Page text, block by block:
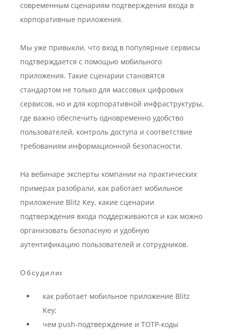
современным сценариям подтверждения входа в
корпоративные приложения.
Мы уже привыкли, что вход в популярные сервисы
подтверждается с помощью мобильного
приложения. Такие сценарии становятся
стандартом не только для массовых цифровых
сервисов, но и для корпоративной инфраструктуры,
где важно обеспечить одновременно удобство
пользователей, контроль доступа и соответствие
требованиям информационной безопасности.
На вебинаре эксперты компании на практических
примерах разобрали, как работает мобильное
приложение Blitz Key, какие сценарии
подтверждения входа поддерживаются и как можно
организовать безопасную и удобную
аутентификацию пользователей и сотрудников.
Обсудили:
как работает мобильное приложение Blitz
Key;
чем push-подтверждение и TOTP-коды